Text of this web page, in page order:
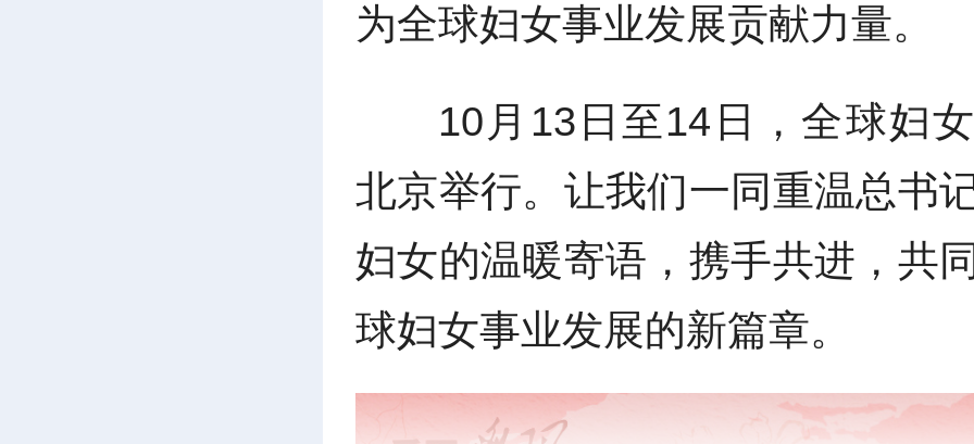
为全球妇女事业发展贡献力量。
10月13日至14日，全球妇
北京举行。让我们一同重温总书
妇女的温暖寄语，携手共进，共
球妇女事业发展的新篇章。